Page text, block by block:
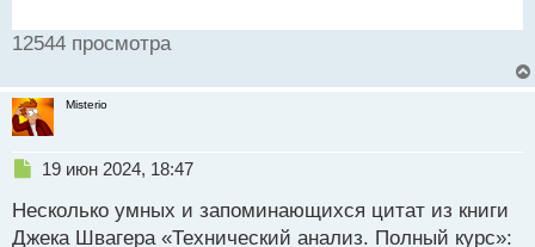
12544 просмотра
Misterio
Н
п
р
19 июн 2024, 18:47
Несколько умных и запоминающихся цитат из книги
Джека Швагера «Технический анализ. Полный курс»: